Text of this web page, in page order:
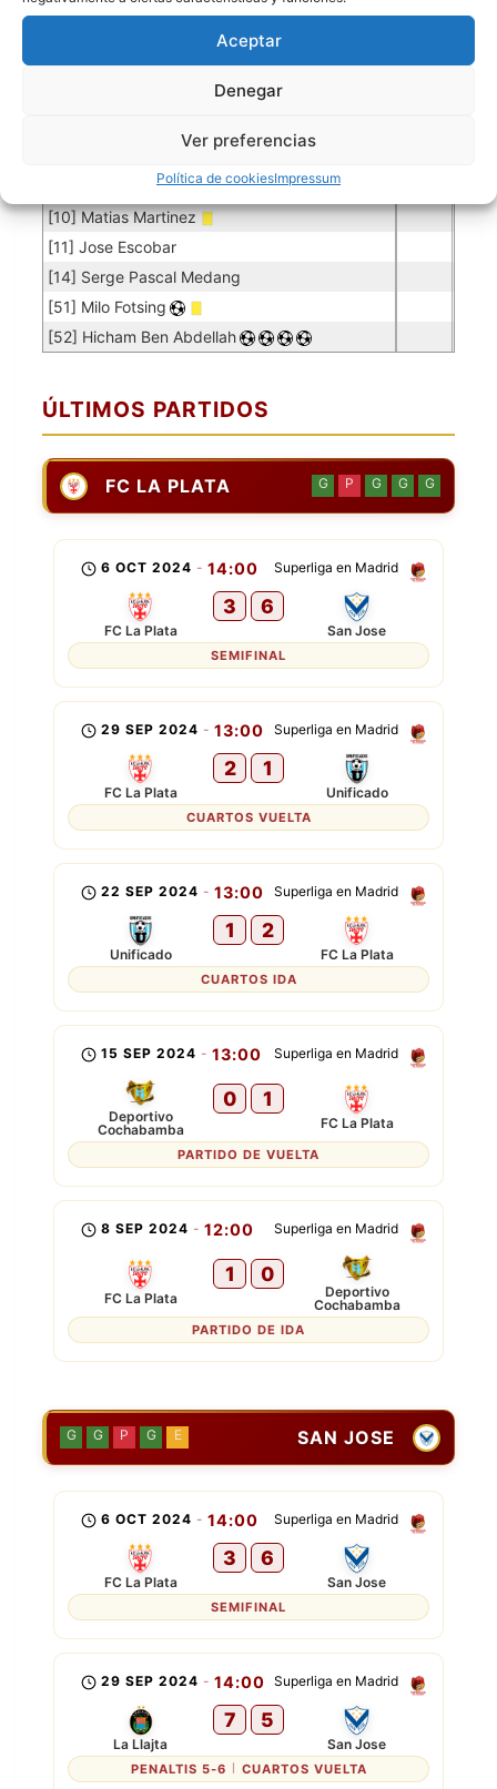
Aceptar
Denegar
Ver preferencias
Política de cookiesImpressum
[1] Juan Pablo Lazarte 0.06
[7] Luis Miguel Martinez
[10] Matias Martinez
[11] Jose Escobar
[14] Serge Pascal Medang
[51] Milo Fotsing
[52] Hicham Ben Abdellah
ÚLTIMOS PARTIDOS
FC LA PLATA G P G G G
Superliga en Madrid
6 OCT 2024 - 14:00
FC La Plata
3 6
San Jose
SEMIFINAL
Superliga en Madrid
29 SEP 2024 - 13:00
FC La Plata
2 1
Unificado
CUARTOS VUELTA
Superliga en Madrid
22 SEP 2024 - 13:00
Unificado
1 2
FC La Plata
CUARTOS IDA
Superliga en Madrid
15 SEP 2024 - 13:00
Deportivo
Cochabamba
0 1
FC La Plata
PARTIDO DE VUELTA
Superliga en Madrid
8 SEP 2024 - 12:00
FC La Plata
1 0
Deportivo
Cochabamba
PARTIDO DE IDA
SAN JOSE
G G P G E
Superliga en Madrid
6 OCT 2024 - 14:00
FC La Plata
3 6
San Jose
SEMIFINAL
Superliga en Madrid
29 SEP 2024 - 14:00
La Llajta
7 5
San Jose
PENALTIS 5-6 CUARTOS VUELTA